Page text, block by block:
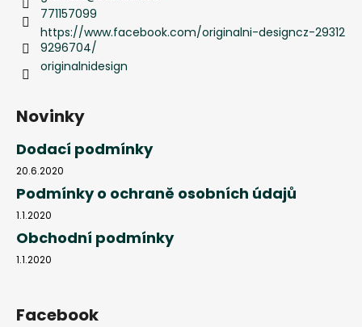
771157099
https://www.facebook.com/originalni-designcz-29312
9296704/
originalnidesign
Novinky
Dodací podmínky
20.6.2020
Podmínky o ochraně osobních údajů
1.1.2020
Obchodní podmínky
1.1.2020
Facebook